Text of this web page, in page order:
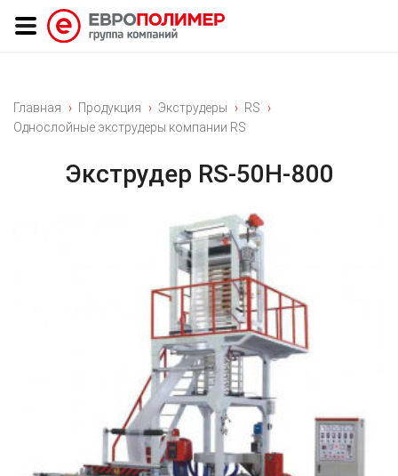
Главная Продукция Экструдеры
RS
Однослойные экструдеры компании RS
Экструдер RS-50H-800